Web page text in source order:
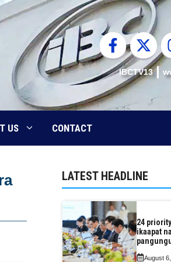
IBCTV13
US CONTACT
LATEST HEADLINE
24
ikaapat
August